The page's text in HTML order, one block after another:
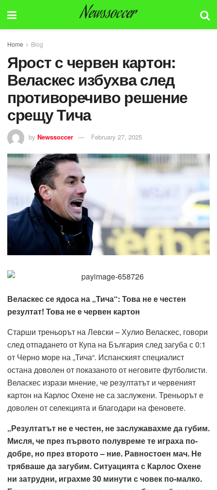
Newssoccer
Home Blog
Ярост с червен картон:
Веласкес избухва след
противоречиво решение
срещу Тича
by Newssoccer February 27, 2025
Веласкес се ядоса на „Тича“: Това не е честен
резултат! Това не е червен картон
Старши треньорът на Левски – Хулио Веласкес, говори
след отпадането от Купа на България след загуба с 0:1
от Черно море на „Тича“. Испанският специалист
остана доволен от показаното от неговите футболисти.
Веласкес изрази мнение, че резултатът и червеният
картон на Карлос Охене не са заслужени. Треньорът е
доволен от селекцията и благодари на феновете.
„Резултатът не е честен, не заслужавахме да губим.
Мисля, че през първото полувреме те играха по-
добре, но през второто – ние. Равностоен мач. Не
трябваше да загубим. Ситуацията с Карлос Охене
ни затрудни, играхме 30 минути с човек по-малко.